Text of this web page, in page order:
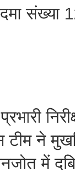
संख्या
टीम ने
में